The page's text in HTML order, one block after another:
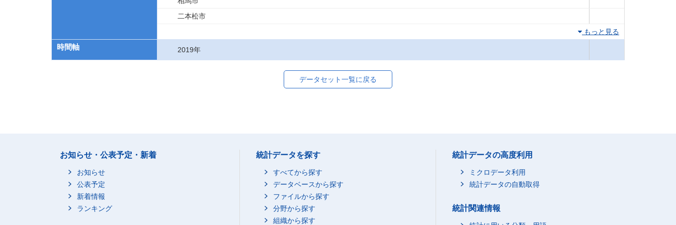
二本松市
もっと見る
時間軸 2019年
データセット一覧に戻る
お知らせ・公表予定・新着
お知らせ
公表予定
新着情報
ランキング
統計データを探す
すべてから探す
データベースから探す
ファイルから探す
分野から探す
組織から探す
統計データの高度利用
ミクロデータ利用
統計データの自動取得
統計関連情報